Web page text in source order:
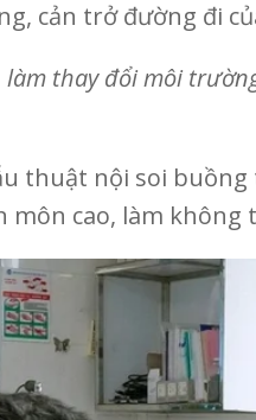
cản trở đường đi
làm thay đổi môi
thuật nội soi
cao, làm